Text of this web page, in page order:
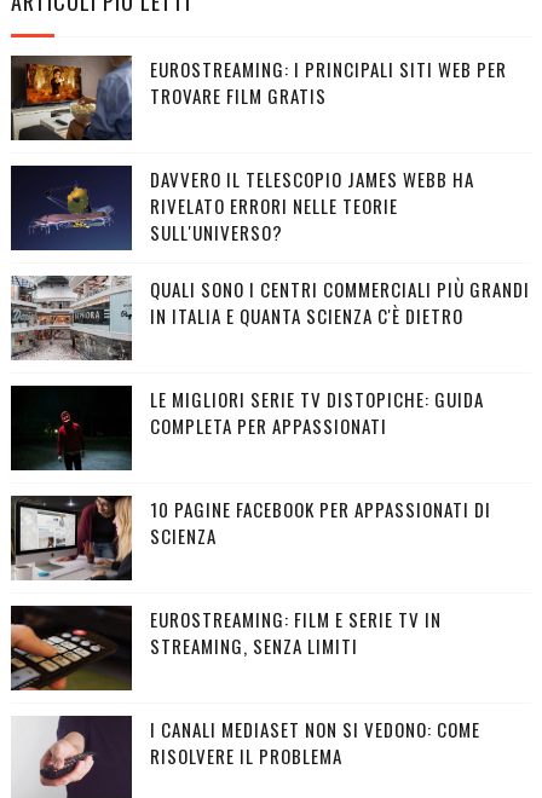
EUROSTREAMING: I PRINCIPALI SITI WEB PER
TROVARE FILM GRATIS
DAVVERO IL TELESCOPIO JAMES WEBB HA
RIVELATO ERRORI NELLE TEORIE
SULL'UNIVERSO?
QUALI SONO I CENTRI COMMERCIALI PIÙ GRANDI
IN ITALIA E QUANTA SCIENZA C'È DIETRO
LE MIGLIORI SERIE TV DISTOPICHE: GUIDA
COMPLETA PER APPASSIONATI
10 PAGINE FACEBOOK PER APPASSIONATI DI
SCIENZA
EUROSTREAMING: FILM E SERIE TV IN
STREAMING, SENZA LIMITI
I CANALI MEDIASET NON SI VEDONO: COME
RISOLVERE IL PROBLEMA